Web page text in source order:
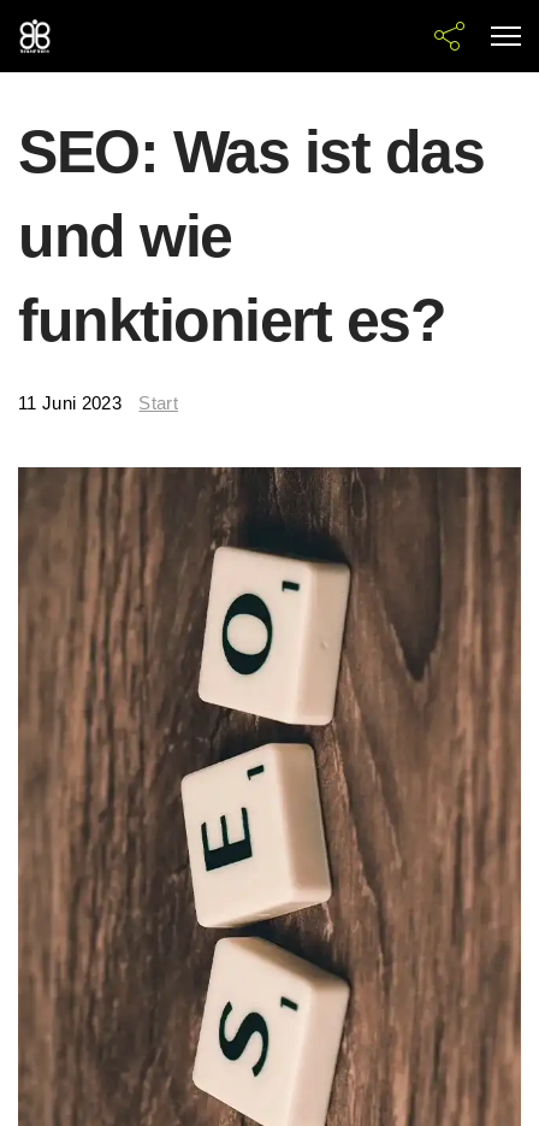
SEO: Was ist das
und wie
funktioniert es?
11 Juni 2023 Start